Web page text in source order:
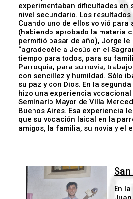
experimentaban dificultades en
nivel secundario. Los resultados
Cuando uno de ellos volvió para
(habiendo aprobado la materia
permitió pasar de año), Jorge le
“agradecéle a Jesús en el
tiempo para todos, para su
Parroquia, para su novia,
con sencillez y humildad. Sólo
su paz y con Dios. En la
hizo una experiencia vocacional
Seminario Mayor de Villa
Buenos Aires. Esa experiencia
que su vocación laical en la
amigos, la familia, su novia y el
En